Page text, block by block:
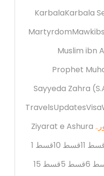
KarbalaKarbala
MartyrdomMawkibs
Muslim ibn
Prophet
Sayyeda Zahra
TravelsUpdatesVisa
Ziyarat e Ashura
قسط 1
قسط 10 11
قسط 15
قسط 5 6